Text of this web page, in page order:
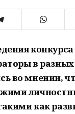
в
во мнении,
как